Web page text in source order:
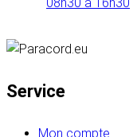
Service
Mon compte